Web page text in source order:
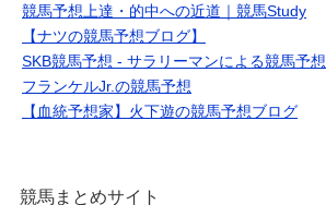
競馬予想上達・的中への近道｜競馬Study
【ナツの競馬予想ブログ】
SKB競馬予想 - サラリーマンによる競馬予想
フランケルJr.の競馬予想
【血統予想家】火下遊の競馬予想ブログ
競馬まとめサイト